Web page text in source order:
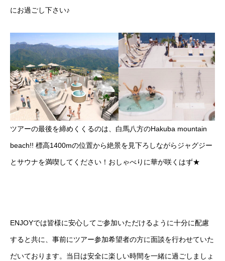
にお過ごし下さい♪
ツアーの最後を締めくくるのは、白馬八方のHakuba mountain
beach!! 標高1400mの位置から絶景を見下ろしながらジャグジー
とサウナを満喫してください！おしゃべりに華が咲くはず★
ENJOYでは皆様に安心してご参加いただけるように十分に配慮
すると共に、事前にツアー参加希望者の方に面談を行わせていた
だいております。当日は安全に楽しい時間を一緒に過ごしましょ